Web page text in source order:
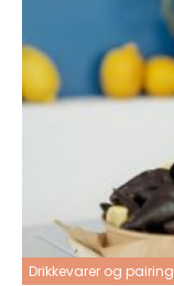
Drikkevarer og pairing